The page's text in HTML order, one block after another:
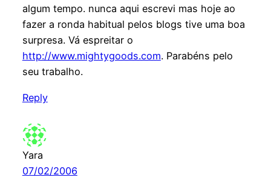
algum tempo. nunca aqui escrevi mas hoje ao
fazer a ronda habitual pelos blogs tive uma boa
surpresa. Vá espreitar o
http://www.mightygoods.com. Parabéns pelo
seu trabalho.
Reply
Yara
07/02/2006